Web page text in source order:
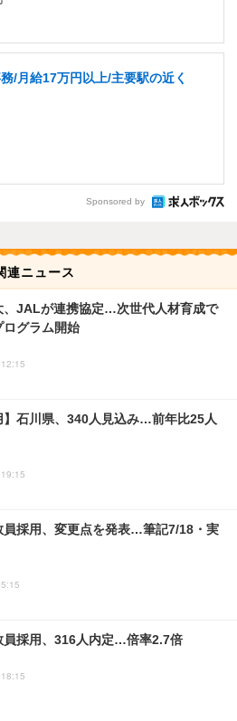
/月給17万円以上/主要駅の近く
Sponsored by
連ニュース
、JALが連携協定…次世代人材育成で
ログラム開始
】石川県、340人見込み…前年比25人
員採用、変更点を発表…筆記7/18・実
員採用、316人内定…倍率2.7倍